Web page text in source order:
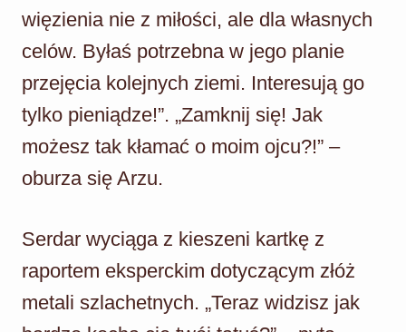
więzienia nie z miłości, ale dla własnych
celów. Byłaś potrzebna w jego planie
przejęcia kolejnych ziemi. Interesują go
tylko pieniądze!”. „Zamknij się! Jak
możesz tak kłamać o moim ojcu?!” –
oburza się Arzu.
Serdar wyciąga z kieszeni kartkę z
raportem eksperckim dotyczącym złóż
metali szlachetnych. „Teraz widzisz jak